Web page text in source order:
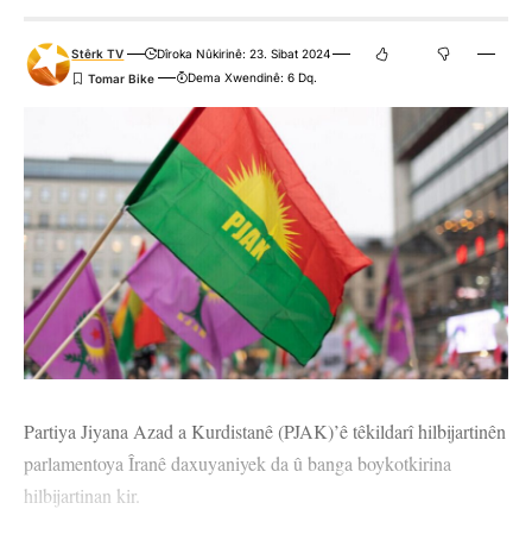
Stêrk TV
Dîroka Nûkirinê: 23. Sibat 2024
Dema Xwendinê: 6 Dq.
Partiya Jiyana Azad a Kurdistanê (PJAK)’ê têkildarî hilbijartinên
parlamentoya Îranê daxuyaniyek da û banga boykotkirina
hilbijartinan kir.